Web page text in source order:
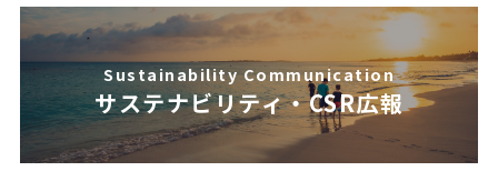
Sustainability Communication
サステナビリティ・CSR広報